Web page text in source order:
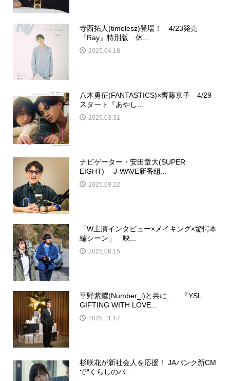
寺西拓人(timelesz)登場！ 4/23発売
『Ray』特別版 休...
2025.04.18
八木勇征(FANTASTICS)×齊藤京子 4/29
スタート『あやし...
2025.03.31
ナビゲーター・安田章大(SUPER
EIGHT) J-WAVE新番組...
2025.09.22
「W主演インタビュー×メイキング×驚愕本
編シーン」 映...
2025.08.15
平野紫耀(Number_i)と共に… 『YSL
GIFTING WITH LOVE...
2025.11.17
杉咲花が新社会人を応援！ JAバンク新CM
で“くらしのパ...